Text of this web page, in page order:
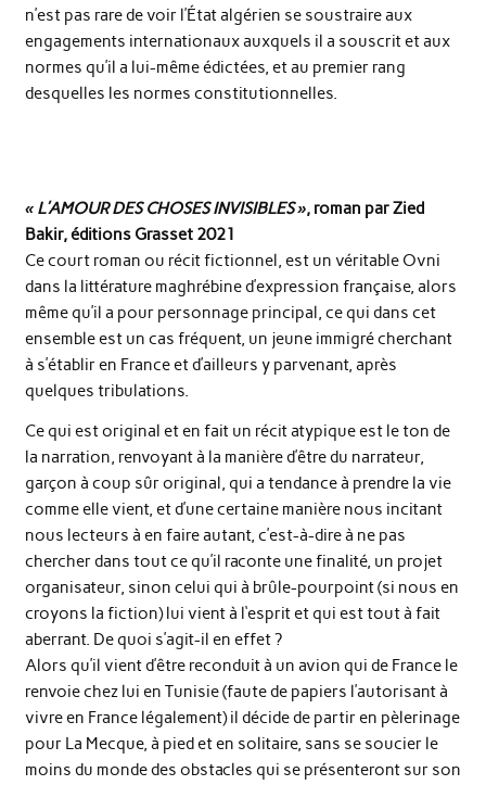
n’est pas rare de voir l’État algérien se soustraire aux
engagements internationaux auxquels il a souscrit et aux
normes qu’il a lui-même édictées, et au premier rang
desquelles les normes constitutionnelles.
« L’AMOUR DES CHOSES INVISIBLES », roman par Zied
Bakir, éditions Grasset 2021
Ce court roman ou récit fictionnel, est un véritable Ovni
dans la littérature maghrébine d’expression française, alors
même qu’il a pour personnage principal, ce qui dans cet
ensemble est un cas fréquent, un jeune immigré cherchant
à s’établir en France et d’ailleurs y parvenant, après
quelques tribulations.
Ce qui est original et en fait un récit atypique est le ton de
la narration, renvoyant à la manière d’être du narrateur,
garçon à coup sûr original, qui a tendance à prendre la vie
comme elle vient, et d’une certaine manière nous incitant
nous lecteurs à en faire autant, c’est-à-dire à ne pas
chercher dans tout ce qu’il raconte une finalité, un projet
organisateur, sinon celui qui à brûle-pourpoint (si nous en
croyons la fiction) lui vient à l‘esprit et qui est tout à fait
aberrant. De quoi s’agit-il en effet ?
Alors qu’il vient d’être reconduit à un avion qui de France le
renvoie chez lui en Tunisie (faute de papiers l’autorisant à
vivre en France légalement) il décide de partir en pèlerinage
pour La Mecque, à pied et en solitaire, sans se soucier le
moins du monde des obstacles qui se présenteront sur son